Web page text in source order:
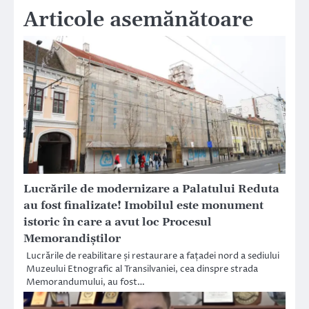
Articole asemănătoare
Lucrările de modernizare a Palatului Reduta
au fost finalizate! Imobilul este monument
istoric în care a avut loc Procesul
Memorandiștilor
Lucrările de reabilitare și restaurare a fațadei nord a sediului
Muzeului Etnografic al Transilvaniei, cea dinspre strada
Memorandumului, au fost…